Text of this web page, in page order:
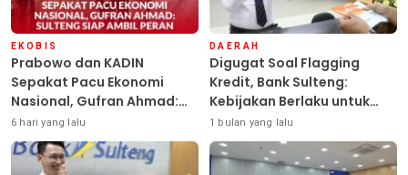
EKOBIS
Prabowo dan KADIN
Sepakat Pacu Ekonomi
Nasional, Gufran Ahmad:
Sulteng Siap Ambil Peran
6 hari yang lalu
DAERAH
Digugat Soal Flagging
Kredit, Bank Sulteng:
Kebijakan Berlaku untuk
Seluruh Debitur ASN
1 bulan yang lalu